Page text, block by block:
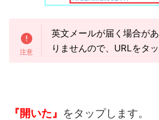
英文メールが届く場合が
りませんので、URLをタ
『開いた』 をタップします。